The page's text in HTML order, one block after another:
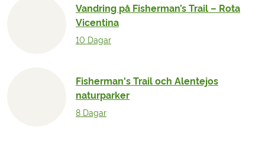
Vandring på Fisherman’s Trail – Rota
Vicentina
10 Dagar
Fisherman's Trail och Alentejos
naturparker
8 Dagar